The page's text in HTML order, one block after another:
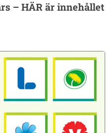
– HÄR är innehållet